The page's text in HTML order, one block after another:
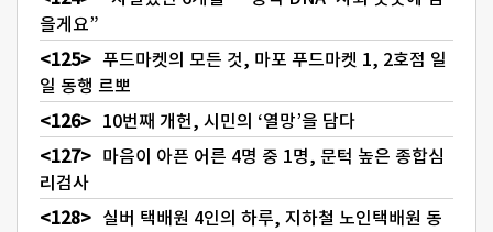
을게요”
푸드마켓의 모든 것, 마포 푸드마켓 1, 2호점 일
일 동행 르뽀
10번째 개헌, 시민의 ‘열망’을 담다
마음이 아픈 어른 4명 중 1명, 문턱 높은 종합심
리검사
실버 택배원 4인의 하루, 지하철 노인택배원 동